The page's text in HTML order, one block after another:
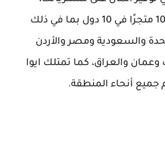
تمتلك ايوا أكثر من 100 متجرًا في 10 دول بما في ذلك
والسعودية ومصر والأردن
وعمان والعراق، كما تمتلك ايوا
جميع أنحاء المنطقة.